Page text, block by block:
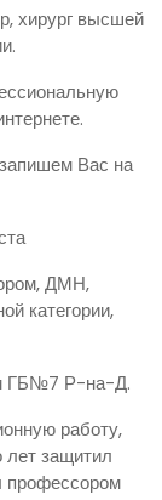
хирург высшей
Вас на
ДМН,
категории,
ГБ№7 Р-на-Д.
работу,
лет защитил
профессором